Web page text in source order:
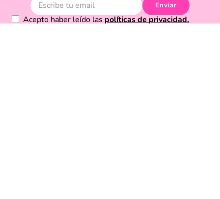
Enviar
Acepto haber leído las políticas de privacidad.